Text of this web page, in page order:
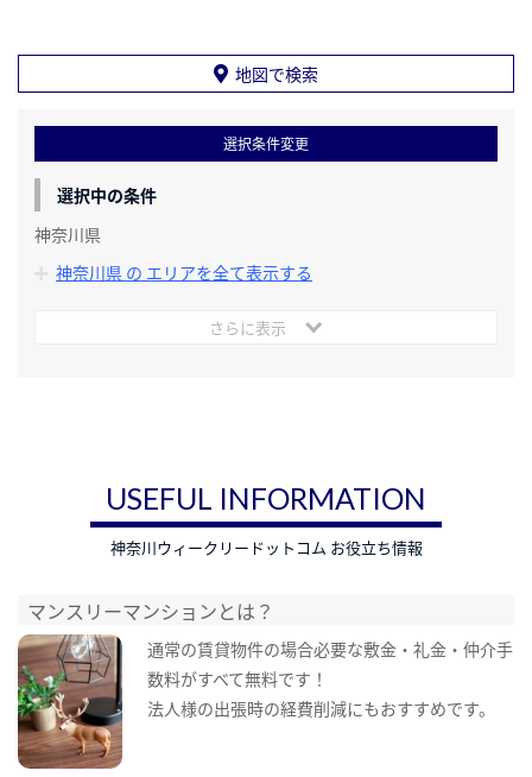
地図で検索
選択条件変更
選択中の条件
神奈川県
神奈川県 の エリアを全て表示する
さらに表示
USEFUL INFORMATION
神奈川ウィークリードットコム お役立ち情報
マンスリーマンションとは？
通常の賃貸物件の場合必要な敷金・礼金・仲介手
数料がすべて無料です！
法人様の出張時の経費削減にもおすすめです。